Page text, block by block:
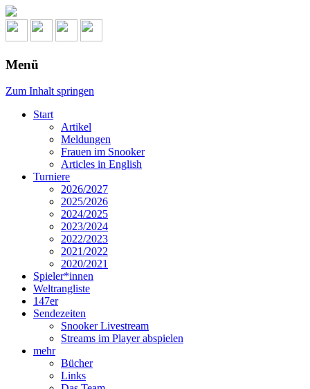
Menü
Zum Inhalt springen
Start
Artikel
Meldungen
Frauen im Snooker
Articles in English
Turniere
2026/2027
2025/2026
2024/2025
2023/2024
2022/2023
2021/2022
2020/2021
Spieler*innen
Weltrangliste
147er
Sendezeiten
Snooker Livestream
Streams im Player abspielen
mehr
Bücher
Links